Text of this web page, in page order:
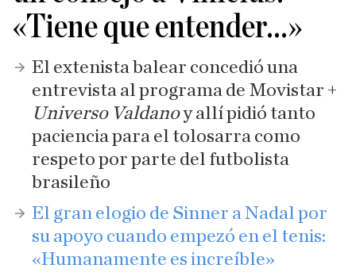
«Tiene que entender...»
El extenista balear concedió una
entrevista al programa de Movistar +
Universo Valdanoy allí pidió tanto
paciencia para el tolosarra como
respeto por parte del futbolista
brasileño
El gran elogio de Sinner a Nadal por
su apoyo cuando empezó en el tenis:
«Humanamente es increíble»